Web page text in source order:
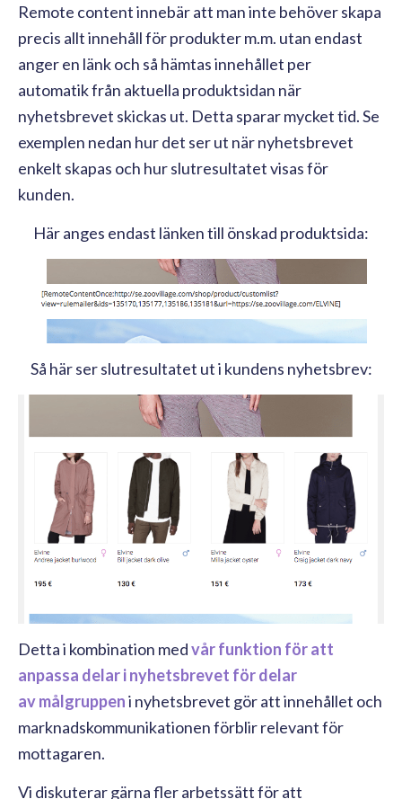
Remote content innebär att man inte behöver skapa
precis allt innehåll för produkter m.m. utan endast
anger en länk och så hämtas innehållet per
automatik från aktuella produktsidan när
nyhetsbrevet skickas ut. Detta sparar mycket tid. Se
exemplen nedan hur det ser ut när nyhetsbrevet
enkelt skapas och hur slutresultatet visas för
kunden.
Här anges endast länken till önskad produktsida:
Så här ser slutresultatet ut i kundens nyhetsbrev:
Detta i kombination medvår funktion för att
anpassa delar i nyhetsbrevet för delar
av målgruppeni nyhetsbrevet gör att innehållet och
marknadskommunikationen förblir relevant för
mottagaren.
Vi diskuterar gärna fler arbetssätt för att